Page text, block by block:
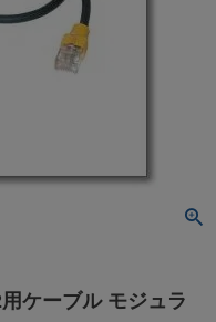
ケーブル モジュラ